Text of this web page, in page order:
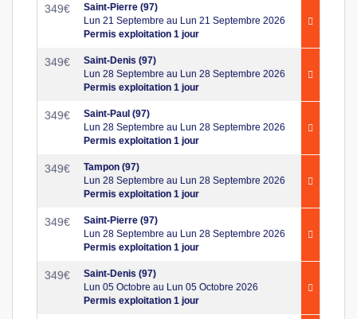
349€
Saint-Pierre (97)
Lun 21 Septembre au Lun 21 Septembre 2026
Permis exploitation 1 jour
349€
Saint-Denis (97)
Lun 28 Septembre au Lun 28 Septembre 2026
Permis exploitation 1 jour
349€
Saint-Paul (97)
Lun 28 Septembre au Lun 28 Septembre 2026
Permis exploitation 1 jour
349€
Tampon (97)
Lun 28 Septembre au Lun 28 Septembre 2026
Permis exploitation 1 jour
349€
Saint-Pierre (97)
Lun 28 Septembre au Lun 28 Septembre 2026
Permis exploitation 1 jour
349€
Saint-Denis (97)
Lun 05 Octobre au Lun 05 Octobre 2026
Permis exploitation 1 jour